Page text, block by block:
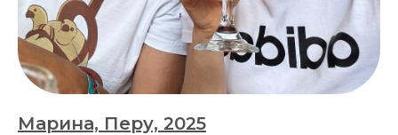
Марина, Перу, 2025